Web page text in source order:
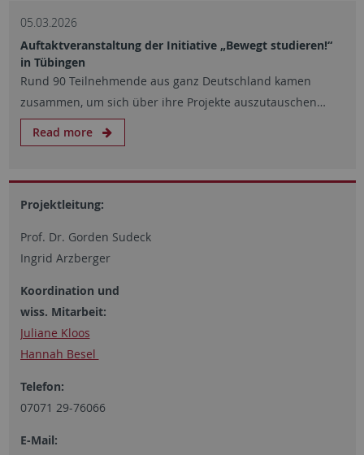
05.03.2026
Auftaktveranstaltung der Initiative „Bewegt studieren!“
in Tübingen
Rund 90 Teilnehmende aus ganz Deutschland kamen
zusammen, um sich über ihre Projekte auszutauschen…
Read more
Projektleitung:
Prof. Dr. Gorden Sudeck
Ingrid Arzberger
Koordination und
wiss. Mitarbeit:
Juliane Kloos
Hannah Besel
Telefon:
07071 29-76066
E-Mail: